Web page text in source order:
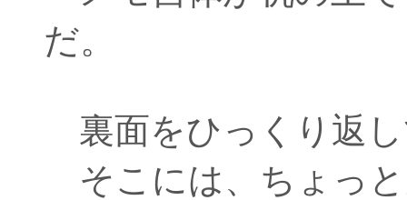
だ。
裏面をひっくり返
そこには、ちょっ